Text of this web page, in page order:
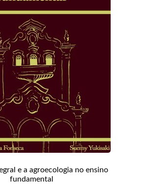
e a agroecologia no ensino
fundamental